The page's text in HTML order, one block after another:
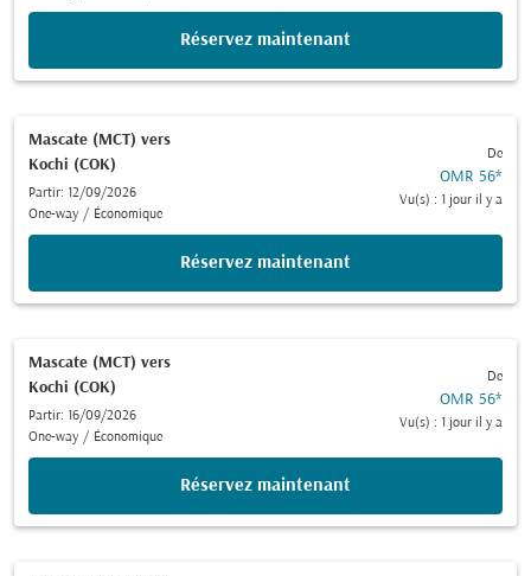
Réservez maintenant
Mascate (MCT) vers
Kochi (COK)
Partir: 12/09/2026
One-way / Économique
De
OMR 56*
Vu(s) : 1 jour il y a
Réservez maintenant
Mascate (MCT) vers
Kochi (COK)
Partir: 16/09/2026
One-way / Économique
De
OMR 56*
Vu(s) : 1 jour il y a
Réservez maintenant